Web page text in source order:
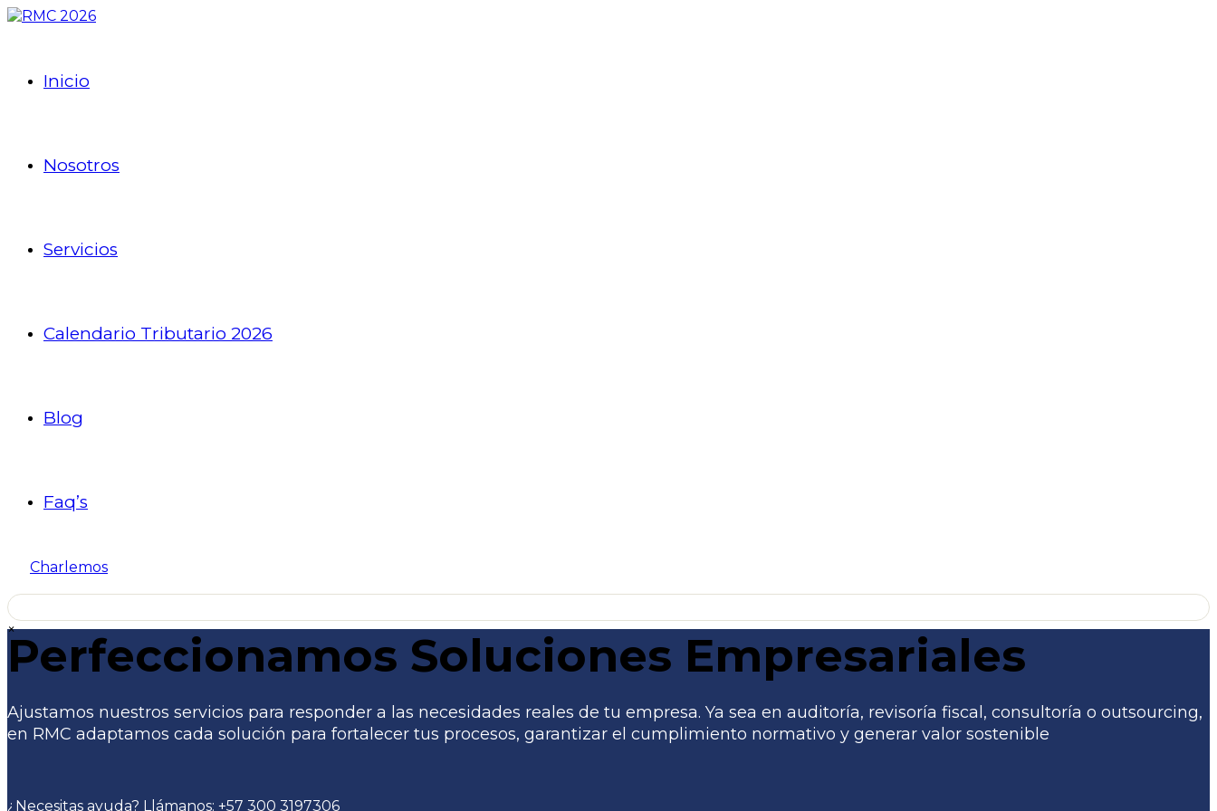
Inicio
Nosotros
Servicios
Calendario Tributario 2026
Blog
Faq’s
Charlemos
×Perfeccionamos Soluciones Empresariales
Ajustamos nuestros servicios para responder a las necesidades reales de tu empresa. Ya sea en auditoría, revisoría fiscal, consultoría o outsourcing,
en RMC adaptamos cada solución para fortalecer tus procesos, garantizar el cumplimiento normativo y generar valor sostenible
¿Necesitas ayuda? Llámanos: +57 300 3197306